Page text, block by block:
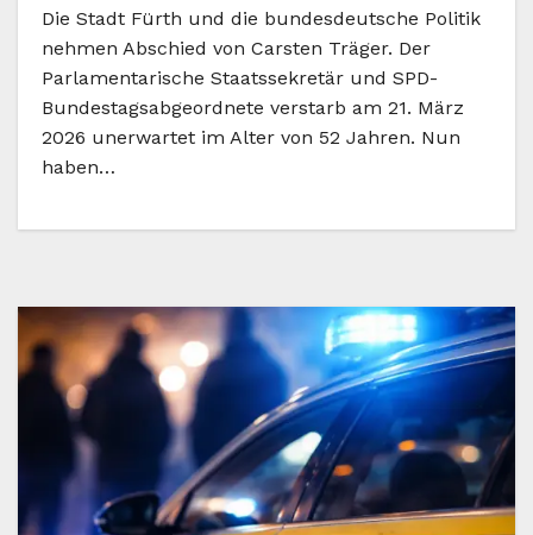
Die Stadt Fürth und die bundesdeutsche Politik
nehmen Abschied von Carsten Träger. Der
Parlamentarische Staatssekretär und SPD-
Bundestagsabgeordnete verstarb am 21. März
2026 unerwartet im Alter von 52 Jahren. Nun
haben…